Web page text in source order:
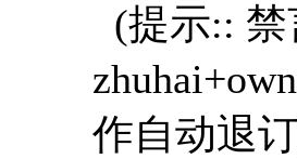
(提示::
作自动退